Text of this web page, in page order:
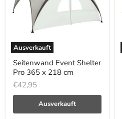
Ausverkauft
Seitenwand Event Shelter
Pro 365 x 218 cm
€42,95
Ausverkauft